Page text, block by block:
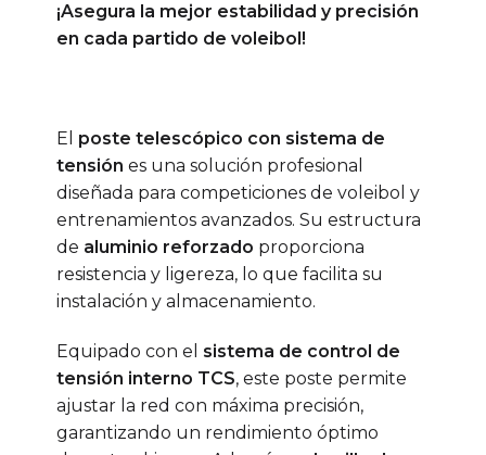
¡Asegura la mejor estabilidad y precisión
en cada partido de voleibol!
El poste telescópico con sistema de
tensión es una solución profesional
diseñada para competiciones de voleibol y
entrenamientos avanzados. Su estructura
de aluminio reforzado proporciona
resistencia y ligereza, lo que facilita su
instalación y almacenamiento.
Equipado con el sistema de control de
tensión interno TCS, este poste permite
ajustar la red con máxima precisión,
garantizando un rendimiento óptimo